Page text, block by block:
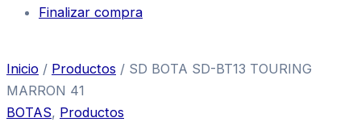
Finalizar compra
Inicio / Productos / SD BOTA SD-BT13 TOURING
MARRON 41
BOTAS, Productos